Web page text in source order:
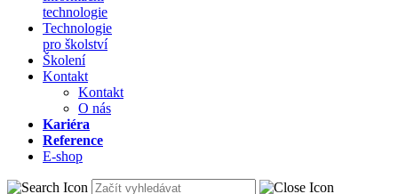
technologie
Technologie
pro školství
Školení
Kontakt
Kontakt
O nás
Kariéra
Reference
E-shop